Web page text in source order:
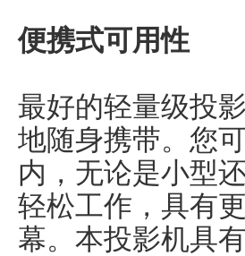
便携式可用性
最好的轻量级投
地随身携带。您
内，无论是小型
轻松工作，具有
幕。本投影机具